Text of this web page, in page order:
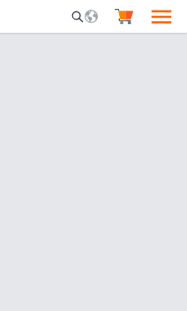
Mobile Search